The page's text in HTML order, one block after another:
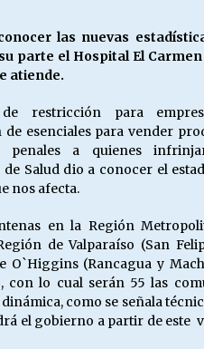
Releyendo la Rerum Novarum
años. “La cuestión social
16/05/2026
Chile y sus segmentos de la
06/04/2026
las nuevas
parte el Hospital El
atiende.
restricción para
esenciales para vender
penales a quienes
Salud dio a conocer el
nos afecta.
en la Región
de Valparaíso (San
O`Higgins (Rancagua y
con lo cual serán 55 las
como se señala
el gobierno a partir de este